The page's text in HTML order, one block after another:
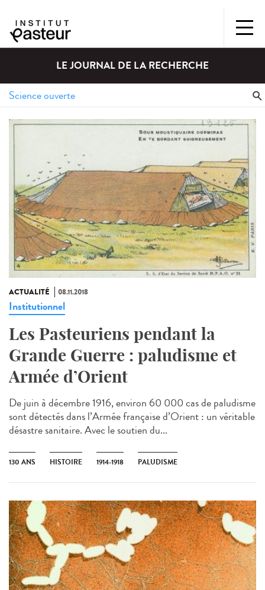
LE JOURNAL DE LA RECHERCHE
ACTUALITÉ 08.11.2018
Institutionnel
Les Pasteuriens pendant la
Grande Guerre : paludisme et
Armée d’Orient
De juin à décembre 1916, environ 60 000 cas de paludisme
sont détectés dans l’Armée française d’Orient : un véritable
désastre sanitaire. Avec le soutien du...
130 ANS HISTOIRE 1914-1918 PALUDISME